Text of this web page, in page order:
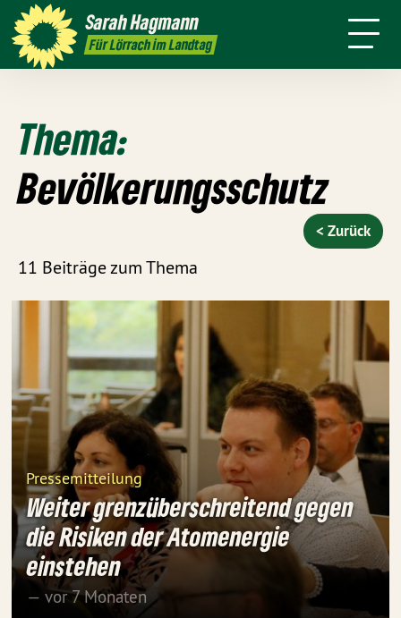
SarahHagmann
Für Lörrach im Landtag
Termine Presse
mich
Thema:
Bevölkerungsschutz
11 Beiträge zum Thema
< Zurück
Pressemitteilung
Weiter grenzüberschreitend gegen
die Risiken der Atomenergie
einstehen
— vor 7 Monaten